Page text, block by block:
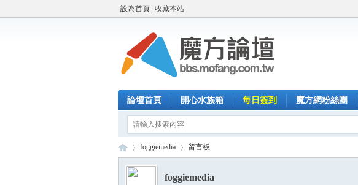
設為首頁 收藏本站
論壇首頁 開心水族箱 每日簽到 魔方網粉絲團
foggiemedia 留言板
foggiemedia